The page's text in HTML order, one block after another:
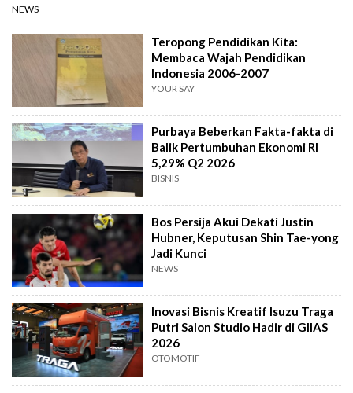
NEWS
Teropong Pendidikan Kita:
Membaca Wajah Pendidikan
Indonesia 2006-2007
YOUR SAY
Purbaya Beberkan Fakta-fakta di
Balik Pertumbuhan Ekonomi RI
5,29% Q2 2026
BISNIS
Bos Persija Akui Dekati Justin
Hubner, Keputusan Shin Tae-yong
Jadi Kunci
NEWS
Inovasi Bisnis Kreatif Isuzu Traga
Putri Salon Studio Hadir di GIIAS
2026
OTOMOTIF